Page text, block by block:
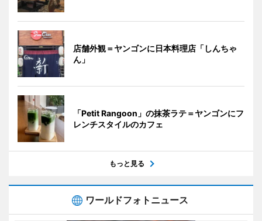
店舗外観＝ヤンゴンに日本料理店「しんちゃ
ん」
「Petit Rangoon」の抹茶ラテ＝ヤンゴンにフ
レンチスタイルのカフェ
もっと見る
ワールドフォトニュース